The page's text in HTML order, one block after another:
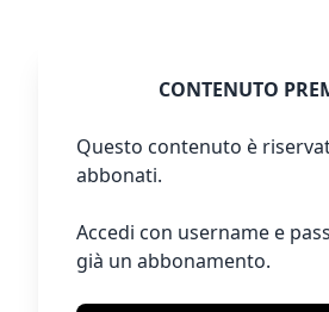
CONTENUTO
Questo contenuto è
abbonati.
Accedi con username e
già un abbonamento.